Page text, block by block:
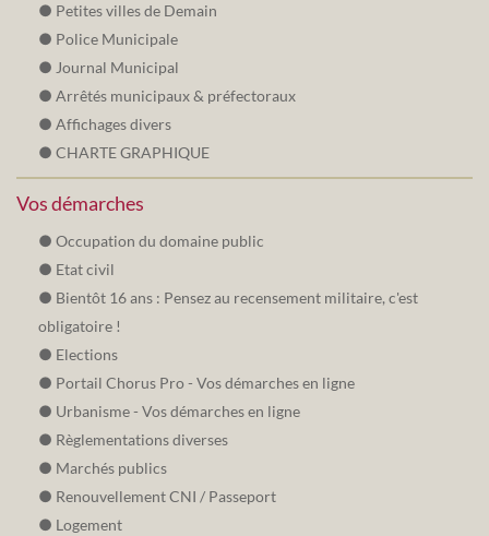
Petites villes de Demain
Police Municipale
Journal Municipal
Arrêtés municipaux & préfectoraux
Affichages divers
CHARTE GRAPHIQUE
Vos démarches
Occupation du domaine public
Etat civil
Bientôt 16 ans : Pensez au recensement militaire, c'est
obligatoire !
Elections
Portail Chorus Pro - Vos démarches en ligne
Urbanisme - Vos démarches en ligne
Règlementations diverses
Marchés publics
Renouvellement CNI / Passeport
Logement